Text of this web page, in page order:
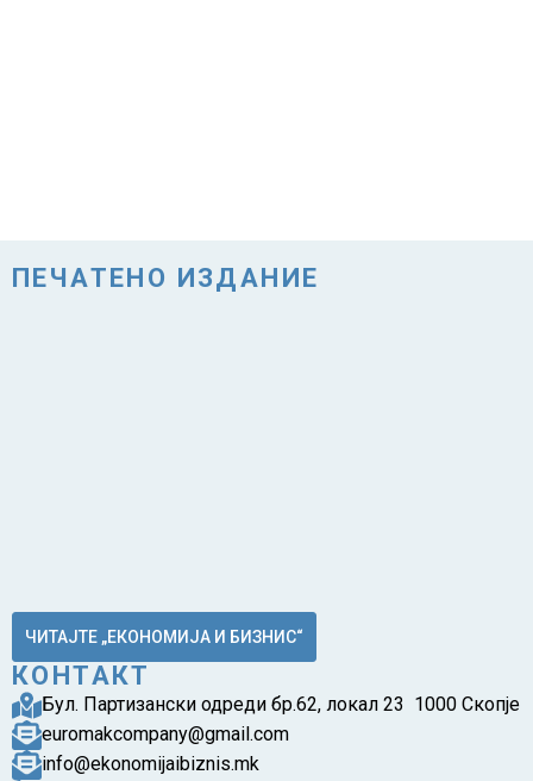
ПЕЧАТЕНО ИЗДАНИЕ
ЧИТАЈТЕ „ЕКОНОМИЈА И БИЗНИС“
КОНТАКТ
Бул. Партизански одреди бр.62, локал 23 1000 Скопје
euromakcompany@gmail.com
info@ekonomijaibiznis.mk